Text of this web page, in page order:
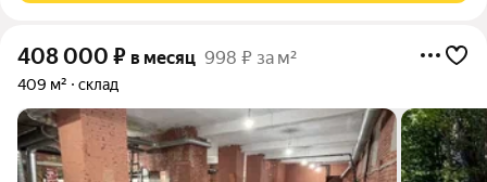
408 000 ₽ в месяц 998 ₽ за м²
409 м² склад